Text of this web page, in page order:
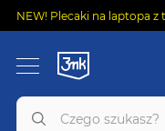
NEW! Plecaki na laptopa